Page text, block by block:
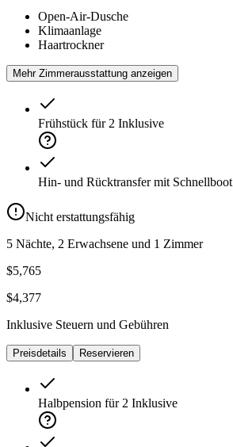
Open-Air-Dusche
Klimaanlage
Haartrockner
Mehr Zimmerausstattung anzeigen
Frühstück für 2 Inklusive
Hin- und Rücktransfer mit Schnellboot
Nicht erstattungsfähig
5 Nächte, 2 Erwachsene und 1 Zimmer
$5,765
$4,377
Inklusive Steuern und Gebühren
Preisdetails Reservieren
Halbpension für 2 Inklusive